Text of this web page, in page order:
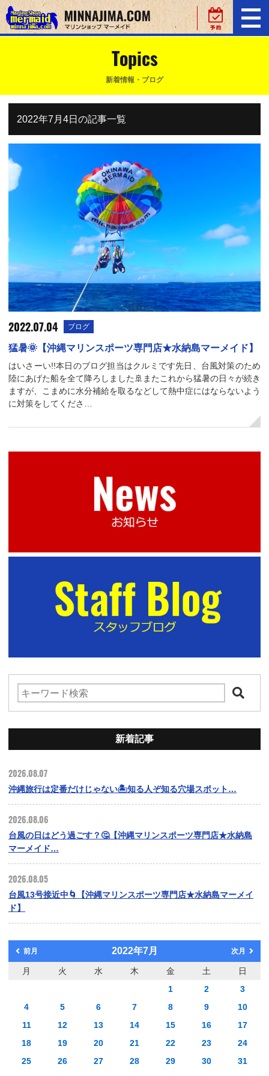
Topics
新着情報・ブログ
2022年7月4日の記事一覧
2022.07.04 ブログ
猛暑🌞【沖縄マリンスポーツ専門店★水納島マーメイド】
はいさーい!!本日のブログ担当はクルミです先日、台風対策のため
陸にあげた船を全て降ろしました🚢またこれから猛暑の日々が続き
ますが、こまめに水分補給を取るなどして熱中症にはならないよう
に対策をしてくださ…
新着記事
2026.08.07
沖縄旅行は定番だけじゃない🏝️知る人ぞ知る穴場スポット…
2026.08.06
台風の日はどう過ごす？🤔【沖縄マリンスポーツ専門店★水納島
マーメイド…
2026.08.05
台風13号接近中🌀【沖縄マリンスポーツ専門店★水納島マーメイ
ド】
前月 2022年7月 次月
月 火 水 木 金 土
日
1
2
3
4
5 6 7 8 9
10
11
12 13 14 15 16
17
18
19 20 21 22 23
24
25
26 27 28 29 30 31